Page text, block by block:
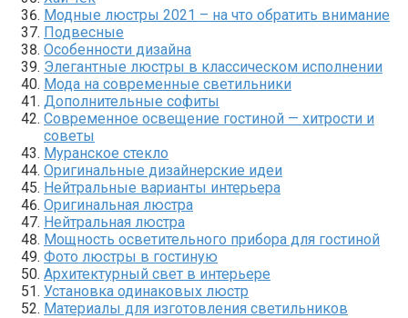
Модные люстры 2021 – на что обратить внимание
Подвесные
Особенности дизайна
Элегантные люстры в классическом исполнении
Мода на современные светильники
Дополнительные софиты
Современное освещение гостиной — хитрости и
советы
Муранское стекло
Оригинальные дизайнерские идеи
Нейтральные варианты интерьера
Оригинальная люстра
Нейтральная люстра
Мощность осветительного прибора для гостиной
Фото люстры в гостиную
Архитектурный свет в интерьере
Установка одинаковых люстр
Материалы для изготовления светильников